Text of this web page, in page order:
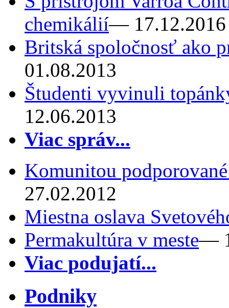
chemikálií— 17.12.2016
Britská spoločnosť ako
01.08.2013
Študenti vyvinuli
12.06.2013
Viac správ...
Komunitou
27.02.2012
Miestna oslava
Permakultúra v meste—
Viac podujatí...
Podniky